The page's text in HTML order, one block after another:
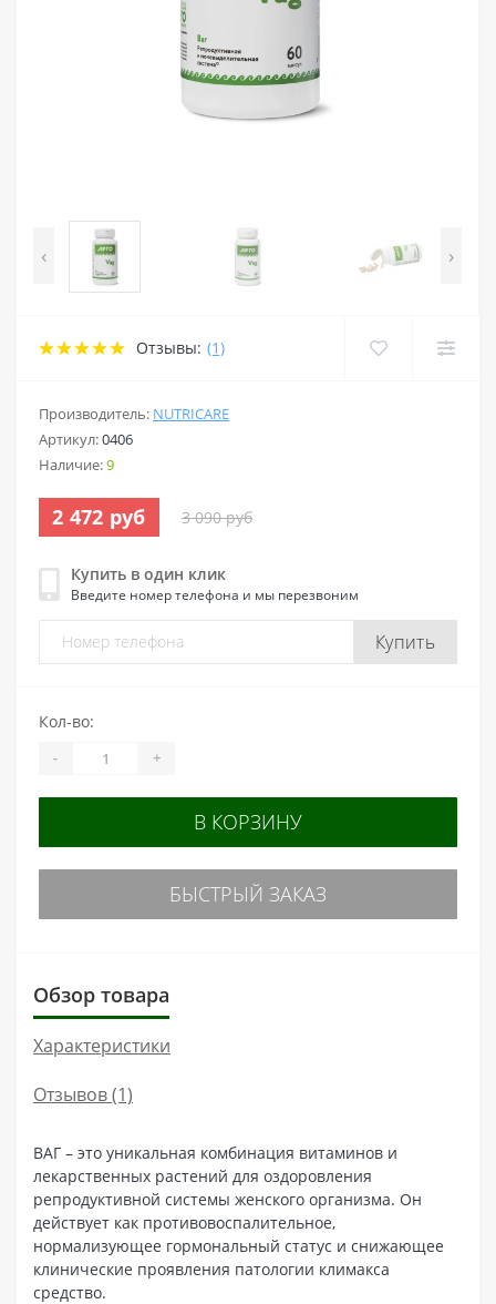
‹ ›
Отзывы: (1)
Производитель: NUTRICARE
Артикул:0406
Наличие:9
2 472 руб 3 090 руб
Купить в один клик
Введите номер телефона и мы перезвоним
Купить
Кол-во:
- +
В КОРЗИНУ
БЫСТРЫЙ ЗАКАЗ
Обзор товара
Характеристики
Отзывов (1)
ВАГ – это уникальная комбинация витаминов и
лекарственных растений для оздоровления
репродуктивной системы женского организма. Он
действует как противовоспалительное,
нормализующее гормональный статус и снижающее
клинические проявления патологии климакса
средство.